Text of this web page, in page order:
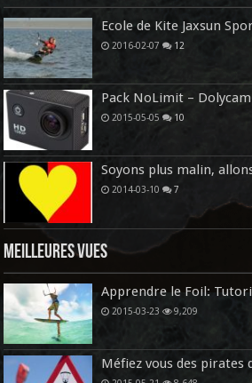
Ecole de Kite Jaxsun
2016-02-07 12
Pack NoLimit – Dolycam
2015-05-05 10
Soyons plus malin,
2014-03-10 7
Meilleures vues
Apprendre le Foil:
2015-03-23 9,209
Méfiez vous des pirates